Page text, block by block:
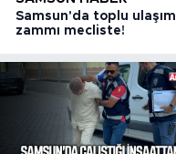
Samsun'da toplu ulaşım
zammı mecliste!